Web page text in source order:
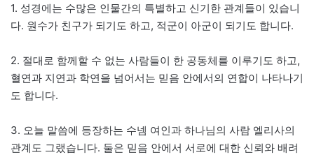
1. 성경에는 수많은 인물간의 특별하고 신기한 관계들이 있습니
다. 원수가 친구가 되기도 하고, 적군이 아군이 되기도 합니다.
2. 절대로 함께할 수 없는 사람들이 한 공동체를 이루기도 하고,
혈연과 지연과 학연을 넘어서는 믿음 안에서의 연합이 나타나기
도 합니다.
3. 오늘 말씀에 등장하는 수넴 여인과 하나님의 사람 엘리사의
관계도 그랬습니다. 둘은 믿음 안에서 서로에 대한 신뢰와 배려